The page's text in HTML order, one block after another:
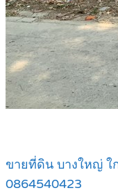
ขายที่ดิน บางใหญ่ ใ
0864540423